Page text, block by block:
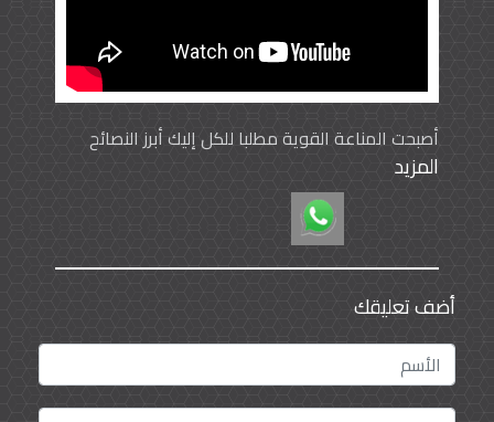
أصبحت المناعة القوية مطلبا للكل إليك أبرز النصائح
لتقويتك مناعتك
التمتع بمناعة قوية هدف يصبو إليه الجميع، فجائحة
كورونا جعلت ذلك الهدف
على سلم الأولويات الصحية وإليكم نصائح لا غنى عنها
كأساس للتمتع بمناعة قوية:
من هذه النصائح الحصول على قسطٍ كافٍ من النوم ،
الحرص على التغذية الصحية،
النوم في درجات حرارة منخفضة، البعد عن القلق
والتوتر، ممارسة نشاط رياضي بشكل منتظم .
المزيد
أضف تعليقك